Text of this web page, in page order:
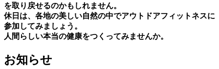
を取り戻せるのかもしれません。
休⽇は、各地の美しい⾃然の中でアウトドアフィットネスに
参加してみましょう。
⼈間らしい本当の健康をつくってみませんか。
お知らせ